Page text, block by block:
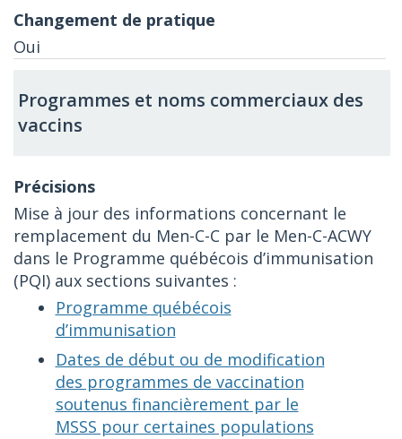
Oui
Programmes et noms commerciaux des
vaccins
Mise à jour des informations concernant le
remplacement du Men-C-C par le Men-C-ACWY
dans le Programme québécois d’immunisation
(PQI) aux sections suivantes :
Programme québécois
d’immunisation
Dates de début ou de modification
des programmes de vaccination
soutenus financièrement par le
MSSS pour certaines populations